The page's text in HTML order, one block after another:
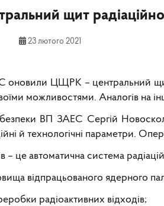
щит
23 лютого 2021
оновили ЦЩРК – центральний
можливостями. Аналогів на
безпеки ВП ЗАЕС Сергій
й технологічні параметри.
– це автоматична система
відпрацьованого ядерного
радіоактивних відходів;